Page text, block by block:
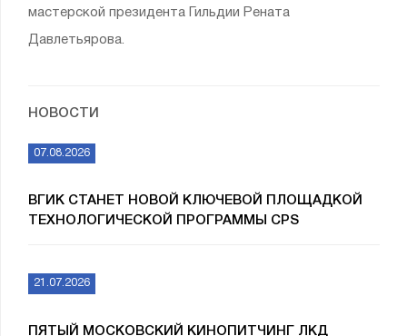
мастерской президента Гильдии Рената
Давлетьярова.
НОВОСТИ
07.08.2026
ВГИК СТАНЕТ НОВОЙ КЛЮЧЕВОЙ ПЛОЩАДКОЙ
ТЕХНОЛОГИЧЕСКОЙ ПРОГРАММЫ CPS
21.07.2026
ПЯТЫЙ МОСКОВСКИЙ КИНОПИТЧИНГ ЛКД